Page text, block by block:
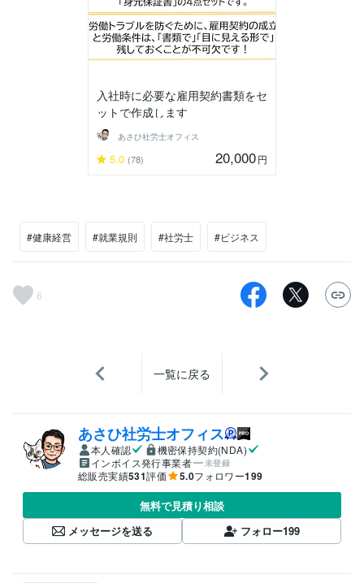
入社時に必要な雇用契約書類をセ
ットで作成します
あさひ社労士オフィス
5.0 (78) 20,000円
#健康経営 #就業規則 #社労士 #ビジネス
6
一覧に戻る
あさひ社労士オフィス
本人確認
機密保持契約(NDA)
インボイス発行事業者
未登録
総販売実績531評価 5.0フォロワー199
無料で見積り相談
メッセージを送る
フォロー199